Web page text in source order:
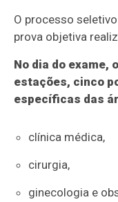
O processo
prova objetiva
No dia do exame,
estações, cinco
específicas das
clínica médica,
cirurgia,
ginecologia e